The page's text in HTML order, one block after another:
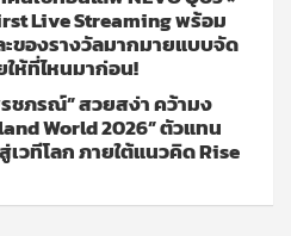
Live Streaming พร้อม
ะของรางวัลมากมายแบบจัด
ให้ที่ไหนมาก่อน!
ชภรณ์” สวยสง่า คว้ามง
World 2026” ตัวแทน
วทีโลก ภายใต้แนวคิด Rise